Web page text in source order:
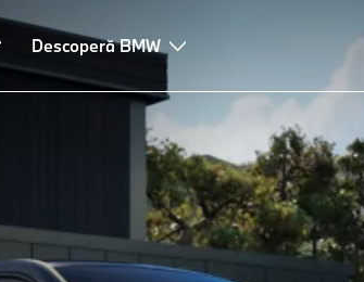
Descoperă BMW
și servicii